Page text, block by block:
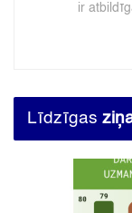
ir
Līdzīgas